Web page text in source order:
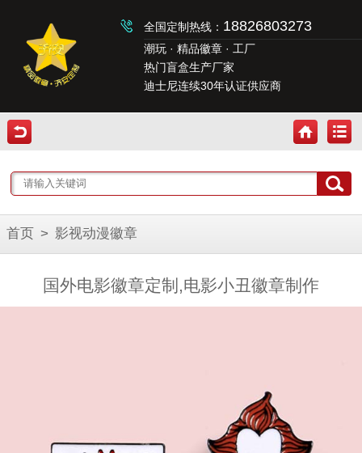
全国定制热线： 18826803273
潮玩 · 精品徽章 · 工厂
热门盲盒生产厂家
迪士尼连续30年认证供应商
首页 > 影视动漫徽章
国外电影徽章定制,电影小丑徽章制作